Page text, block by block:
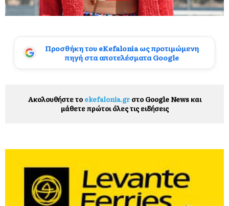
Προσθήκη του eKefalonia ως προτιμώμενη
πηγή στα αποτελέσματα Google
Ακολουθήστε το ekefalonia.grστο Google News και
μάθετε πρώτοι όλες τις ειδήσεις